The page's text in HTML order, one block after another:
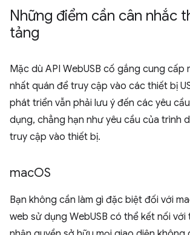
Những điểm cần cân nhắc
tảng
Mặc dù API WebUSB cố gắng cung cấp
nhất quán để truy cập vào các thiết bị
phát triển vẫn phải lưu ý đến các yêu
dụng, chẳng hạn như yêu cầu của trình
truy cập vào thiết bị.
macOS
Bạn không cần làm gì đặc biệt đối với
web sử dụng WebUSB có thể kết nối với